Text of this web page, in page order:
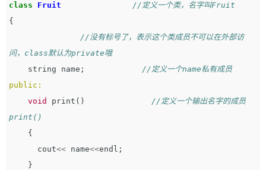
class
Fruit
//定义一个类，名字叫Fruit
{
//没有标号了，表示这个类成员不可以在外部访
问，class默认为private哦
string
name ;
public:
void
print ()
//定义一个输出名字的成员
print()
{
cout<< name<<endl ;
}